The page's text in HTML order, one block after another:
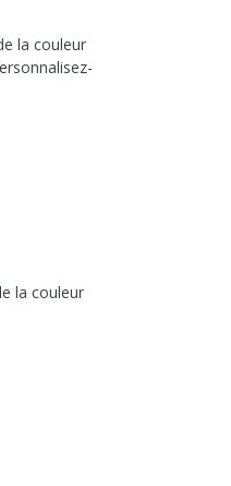
la couleur
la couleur